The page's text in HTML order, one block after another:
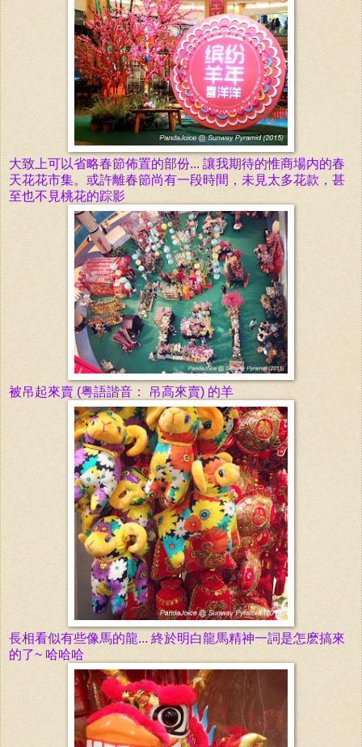
大致上可以省略春節佈置的部份... 讓我期待的惟商場内的春
天花花市集。或許離春節尚有一段時間，未見太多花款，甚
至也不見桃花的踪影
被吊起來賣 (粤語諧音： 吊高來賣) 的羊
長相看似有些像馬的龍... 終於明白龍馬精神一詞是怎麽搞來
的了~ 哈哈哈